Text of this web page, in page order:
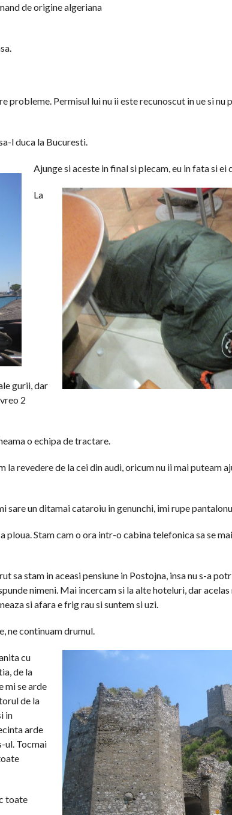
de origine algeriana
Permisul lui nu ii este recunoscut in ue si nu
l duca la Bucuresti.
Ajunge si aceste in final si plecam, eu in fata si ei
La
gurii, dar
2
o echipa de tractare.
revedere de la cei din audi, oricum nu ii mai puteam
sare un ditamai cataroiu in genunchi, imi rupe
ploua. Stam cam o ora intr-o cabina telefonica sa se
sa stam in aceasi pensiune in Postojna, insa nu s-a
nimeni. Mai incercam si la alte hoteluri, dar
si afara e frig rau si suntem si uzi.
ne continuam drumul.
cu
de la
mi se arde
de la
in
arde
ul. Tocmai
toate